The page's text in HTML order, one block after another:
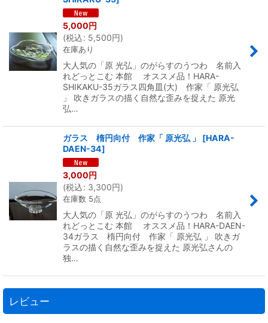
5,000円
(税込: 5,500円)
在庫あり
大人気の「原 光弘」のがらすのうつわ 名前入
れどっとこむ 本館 オススメ品！HARA-
SHIKAKU-35ガラス四角皿(大) 作家「 原光弘
」 吹きガラスの描く自然な歪みを捉えた 原光
弘…
ガラス 楕円向付 作家「 原光弘 」 [HARA-
DAEN-34]
3,000円
(税込: 3,300円)
在庫数 5点
大人気の「原 光弘」のがらすのうつわ 名前入
れどっとこむ 本館 オススメ品！HARA-DAEN-
34ガラス 楕円向付 作家「 原光弘 」 吹きガ
ラスの描く自然な歪みを捉えた 原光弘さんの
独…
レビュー